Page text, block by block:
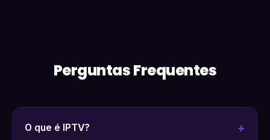
Perguntas Frequentes
O que é IPTV?